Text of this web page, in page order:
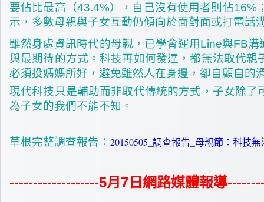
要佔比最高（43.4%），自己沒有使用者則佔
示，多數母親與子女互動仍傾向於面對面或打電話
雖然身處資訊時代的母親，已學會運用Line與FB
與最期待的方式。科技再如何發達，都無法取代
必須投媽媽所好，避免雖然人在身邊，卻自顧自的
現代科技只是輔助而非取代傳統的方式，子女除
為子女的我們不能不知。
草根完整調查報告： 20150505_調查報告_母親節：科技
-------------------5月7日網路媒體報導